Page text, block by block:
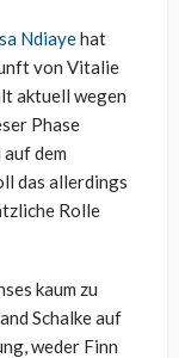
Ndiayehat
von Vitalie
aktuell wegen
Phase
dem
das allerdings
Rolle
kaum zu
Schalke auf
weder Finn